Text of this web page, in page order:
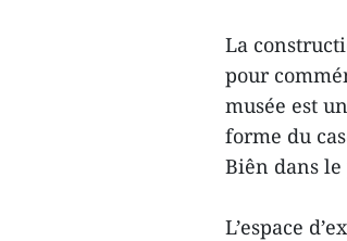
La
pour
musée est
forme du
Biên dans le
L’espace